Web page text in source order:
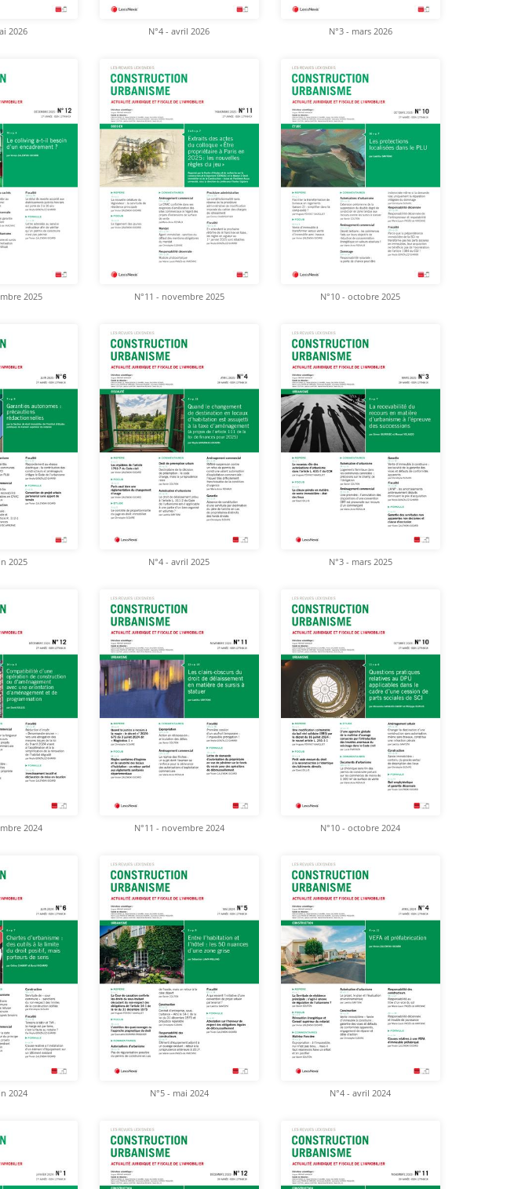
2026 N°4 - avril 2026 N°3 - mars 2026
2025 N°11 - novembre 2025 N°10 - octobre 2025
2025 N°4 - avril 2025 N°3 - mars 2025
2024 N°11 - novembre 2024 N°10 - octobre 2024
2024 N°5 - mai 2024 N°4 - avril 2024